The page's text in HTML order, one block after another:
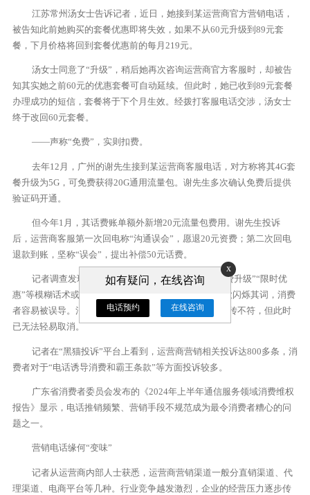
江苏常州汤女士告诉记者，近日，她接到某运营商官方营销电话，
被告知此前她购买的套餐优惠即将失效，如果不从60元升级到89元套
餐，下月价格将回到套餐优惠前的每月219元。
汤女士同意了“升级”，稍后她再次咨询运营商官方客服时，却被告
知其实她之前60元的优惠套餐可自动延续。但此时，她已收到89元套餐
办理成功的短信，套餐将于下个月生效。经拨打客服电话交涉，汤女士
终于改回60元套餐。
——声称“免费”，实则扣费。
去年12月，广州的谢先生接到某运营商客服电话，对方称将其4G套
餐升级为5G，可免费获得20G通用流量包。谢先生多次确认免费后提供
验证码开通。
但今年1月，其话费账单额外新增20元流量包费用。谢先生投诉
后，运营商客服第一次回电称“沟通误会”，愿退20元资费；第二次回电
退款到账，坚称“误会”，提出补偿50元话费。
记者调查发现，通信营销人员在电话里常使用“免费升级”“限时优
惠”等模糊话术或夸大套餐的优惠力度，却对限制性条款闪烁其词，消费
者容易被误导。消费者在办理后才发现，实际体验与宣传不符，但此时
已无法轻易取消。
记者在“黑猫投诉”平台上看到，运营商营销相关投诉达800多条，消
费者对于“电话诱导消费和霸王条款”等方面投诉较多。
广东省消费者委员会发布的《2024年上半年通信服务领域消费维权
报告》显示，电话推销频繁、营销手段不规范成为最令消费者糟心的问
题之一。
营销电话缘何“变味”
记者从运营商内部人士获悉，运营商营销渠道一般分直销渠道、代
理渠道、电商平台等几种。行业竞争越发激烈，企业的经营压力逐步传
x
如有疑问，在线咨询
电话预约 在线咨询